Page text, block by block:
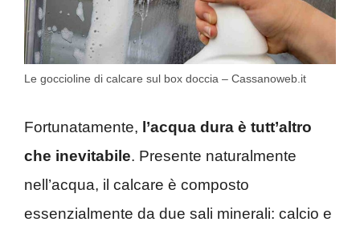
Le goccioline di calcare sul box doccia – Cassanoweb.it
Fortunatamente, l’acqua dura è tutt’altro
che inevitabile. Presente naturalmente
nell’acqua, il calcare è composto
essenzialmente da due sali minerali: calcio e